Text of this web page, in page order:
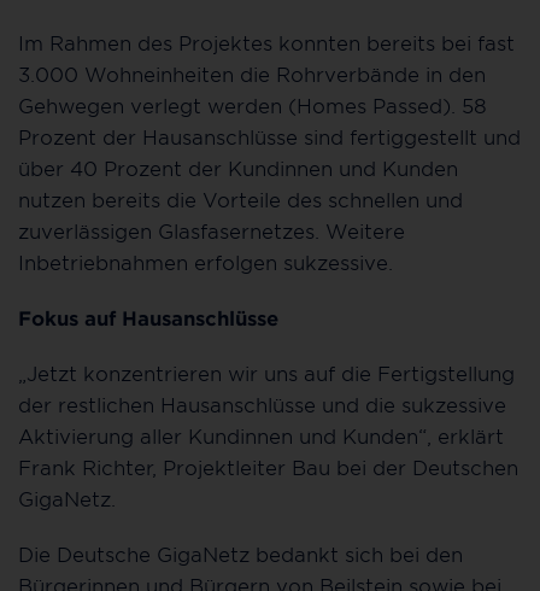
Im Rahmen des Projektes konnten bereits bei fast
3.000 Wohneinheiten die Rohrverbände in den
Gehwegen verlegt werden (Homes Passed). 58
Prozent der Hausanschlüsse sind fertiggestellt und
über 40 Prozent der Kundinnen und Kunden
nutzen bereits die Vorteile des schnellen und
zuverlässigen Glasfasernetzes. Weitere
Inbetriebnahmen erfolgen sukzessive.
Fokus auf Hausanschlüsse
„Jetzt konzentrieren wir uns auf die Fertigstellung
der restlichen Hausanschlüsse und die sukzessive
Aktivierung aller Kundinnen und Kunden“, erklärt
Frank Richter, Projektleiter Bau bei der Deutschen
GigaNetz.
Die Deutsche GigaNetz bedankt sich bei den
Bürgerinnen und Bürgern von Beilstein sowie bei